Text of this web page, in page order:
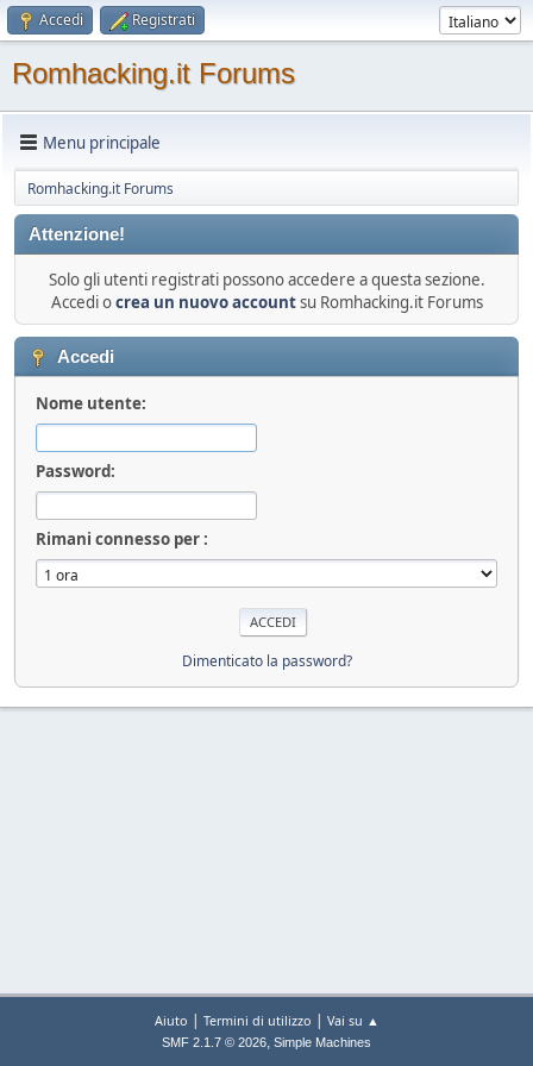
Accedi Registrati
Romhacking.it Forums
Menu principale
Romhacking.it Forums
Attenzione!
Solo gli utenti registrati possono accedere a questa sezione.
Accedi ocrea un nuovo accountsu Romhacking.it Forums
Accedi
Nome utente:
Password:
Rimani connesso per :
Dimenticato la password?
Aiuto | Termini di utilizzo | Vai su ▲
SMF 2.1.7 © 2026, Simple Machines